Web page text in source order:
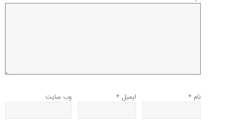
نام * ایمیل * وب‌ سایت